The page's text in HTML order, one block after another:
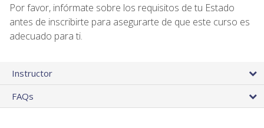
Por favor, infórmate sobre los requisitos de tu Estado
antes de inscribirte para asegurarte de que este curso es
adecuado para ti.
Instructor
FAQs